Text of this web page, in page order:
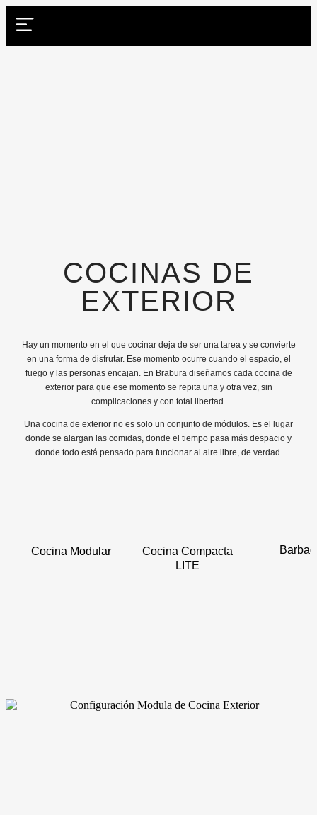
COCINAS DE
EXTERIOR
Hay un momento en el que cocinar deja de ser una tarea y se convierte
en una forma de disfrutar. Ese momento ocurre cuando el espacio, el
fuego y las personas encajan. En Brabura diseñamos cada cocina de
exterior para que ese momento se repita una y otra vez, sin
complicaciones y con total libertad.
Una cocina de exterior no es solo un conjunto de módulos. Es el lugar
donde se alargan las comidas, donde el tiempo pasa más despacio y
donde todo está pensado para funcionar al aire libre, de verdad.
Cocina Modular
Cocina Compacta
LITE